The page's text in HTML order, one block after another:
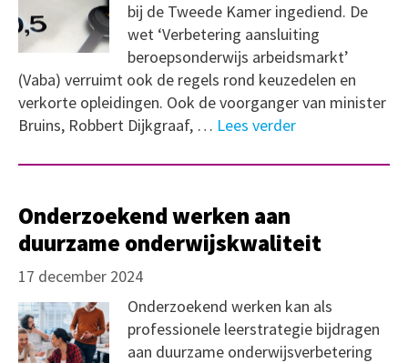
bij de Tweede Kamer ingediend. De
wet ‘Verbetering aansluiting
beroepsonderwijs arbeidsmarkt’
(Vaba) verruimt ook de regels rond keuzedelen en
verkorte opleidingen. Ook de voorganger van minister
Bruins, Robbert Dijkgraaf, … Lees verder
Onderzoekend werken aan
duurzame onderwijskwaliteit
17 december 2024
Onderzoekend werken kan als
professionele leerstrategie bijdragen
aan duurzame onderwijsverbetering